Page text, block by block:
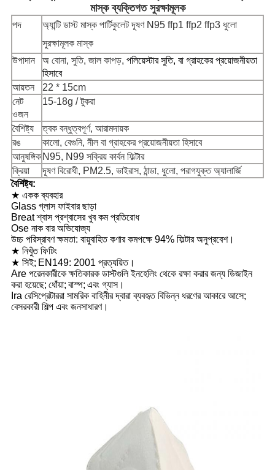
সাইট
ম্যাপ
PRIVACY
POLICY
মাস্ক ব্যক্তিগত সুরক্ষামূলক
পদ
অ্যান্টি ডাস্ট মাস্ক পার্টিকুলেট দূষণ N95 ffp1 ffp2 ffp3 ধুলো
সুরক্ষামূলক মাস্ক
উপাদান
অ বোনা, সুতি, জাল কাপড়, পলিয়েস্টার সুতি, বা গ্রাহকের প্রয়োজনীয়তা
হিসাবে
আয়তন
22 * 15cm
নেট
ওজন
15-18g / টুকরা
বৈশিষ্ট্য
ত্বক বন্ধুত্বপূর্ণ, আরামদায়ক
রঙ
কালো, বেগুনি, নীল বা গ্রাহকের প্রয়োজনীয়তা হিসাবে
আনুষঙ্গিক N95, N99 সক্রিয় কার্বন ফিল্টার
ক্রিয়া
দূষণ বিরোধী, PM2.5, ভাইরাস, ঠান্ডা, ধুলো, পরাগযুক্ত অ্যালার্জি
বৈশিষ্ট্য:
★ একক ব্যবহার
Glass গ্লাস ফাইবার ছাড়া
Breat শ্বাস প্রশ্বাসের খুব কম প্রতিরোধ
Ose নাক বার অভিযোজ্য
উচ্চ পরিস্রাবণ ক্ষমতা: বায়ুবাহিত কণার কমপক্ষে 94% ফিল্টার অনুপ্রবেশ।
★ নিখুঁত ফিটিং
★ সিই; EN149: 2001 প্রত্যয়িত।
Are পরেনকারীকে ক্ষতিকারক ডাস্টগুলি ইনহেলিং থেকে রক্ষা করার জন্য ডিজাইন
করা হয়েছে; ধোঁয়া; বাস্প; এবং গ্যাস।
Ira রেসিপ্রেটাররা সামরিক বাহিনীর দ্বারা ব্যবহৃত বিভিন্ন ধরণের আকারে আসে;
বেসরকারী শিল্প এবং জনসাধারণ।